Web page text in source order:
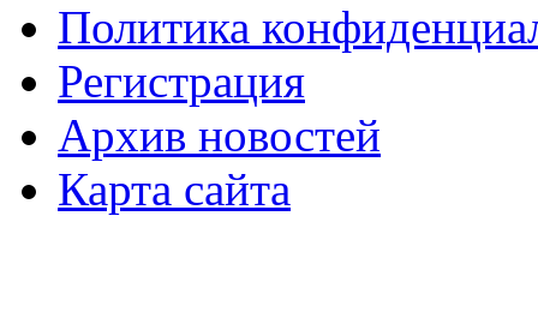
Политика
Регистрация
Архив новостей
Карта сайта